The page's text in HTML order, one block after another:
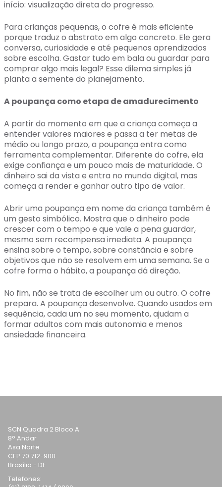
início: visualização direta do progresso.
Para crianças pequenas, o cofre é mais eficiente
porque traduz o abstrato em algo concreto. Ele gera
conversa, curiosidade e até pequenos aprendizados
sobre escolha. Gastar tudo em bala ou guardar para
comprar algo mais legal? Esse dilema simples já
planta a semente do planejamento.
A poupança como etapa de amadurecimento
A partir do momento em que a criança começa a
entender valores maiores e passa a ter metas de
médio ou longo prazo, a poupança entra como
ferramenta complementar. Diferente do cofre, ela
exige confiança e um pouco mais de maturidade. O
dinheiro sai da vista e entra no mundo digital, mas
começa a render e ganhar outro tipo de valor.
Abrir uma poupança em nome da criança também é
um gesto simbólico. Mostra que o dinheiro pode
crescer com o tempo e que vale a pena guardar,
mesmo sem recompensa imediata. A poupança
ensina sobre o tempo, sobre constância e sobre
objetivos que não se resolvem em uma semana. Se o
cofre forma o hábito, a poupança dá direção.
No fim, não se trata de escolher um ou outro. O cofre
prepara. A poupança desenvolve. Quando usados em
sequência, cada um no seu momento, ajudam a
formar adultos com mais autonomia e menos
ansiedade financeira.
SCN Quadra 2 Bloco A
8° Andar
Asa Norte
CEP 70.712-900
Brasília - DF
Telefones: